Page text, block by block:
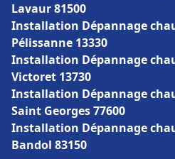
Lavaur 81500
Installation Dépannage
Pélissanne 13330
Installation Dépannage
Victoret 13730
Installation Dépannage
Saint Georges 77600
Installation Dépannage
Bandol 83150